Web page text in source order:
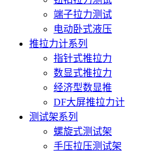
端子拉力测试
电动卧式液压
推拉力计系列
指针式推拉力
数显式推拉力
经济型数显推
DF大屏推拉力计
测试架系列
螺旋式测试架
手压拉压测试架